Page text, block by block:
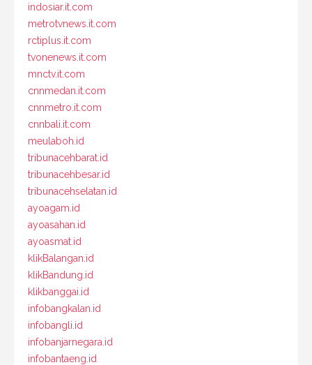
indosiar.it.com
metrotvnews.it.com
rctiplus.it.com
tvonenews.it.com
mnctv.it.com
cnnmedan.it.com
cnnmetro.it.com
cnnbali.it.com
meulaboh.id
tribunacehbarat.id
tribunacehbesar.id
tribunacehselatan.id
ayoagam.id
ayoasahan.id
ayoasmat.id
klikBalangan.id
klikBandung.id
klikbanggai.id
infobangkalan.id
infobangli.id
infobanjarnegara.id
infobantaeng.id